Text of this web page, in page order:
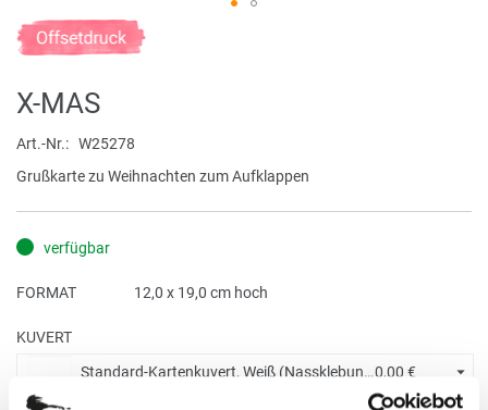
Zum
Anfang
Bildergalerie
X-MAS
Art.-Nr.
W25278
Grußkarte zu Weihnachten zum Aufklappen
verfügbar
FORMAT 12,0 x 19,0 cm hoch
KUVERT
Standard-Kartenkuvert, Weiß (Nassklebung) +0,00 €